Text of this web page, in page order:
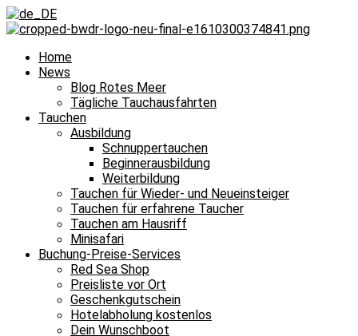
Home
News
Blog Rotes Meer
Tägliche Tauchausfahrten
Tauchen
Ausbildung
Schnuppertauchen
Beginnerausbildung
Weiterbildung
Tauchen für Wieder- und Neueinsteiger
Tauchen für erfahrene Taucher
Tauchen am Hausriff
Minisafari
Buchung-Preise-Services
Red Sea Shop
Preisliste vor Ort
Geschenkgutschein
Hotelabholung kostenlos
Dein Wunschboot